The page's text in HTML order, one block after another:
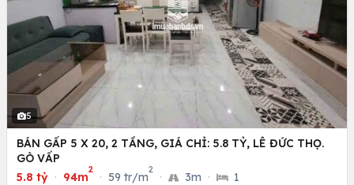
5
BÁN GẤP 5 X 20, 2 TẦNG, GIÁ CHỈ: 5.8 TỶ, LÊ ĐỨC THỌ.
GÒ VẤP
5.8 tỷ · 94m
2
· 59 tr/m
2
· 3m · 1